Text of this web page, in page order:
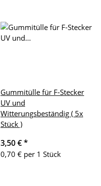
Gummitülle für F-Stecker
UV und
Witterungsbeständig ( 5x
Stück )
3,50 €*
0,70 € per 1 Stück